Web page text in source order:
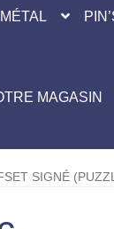
MAGASIN
SIGNÉ